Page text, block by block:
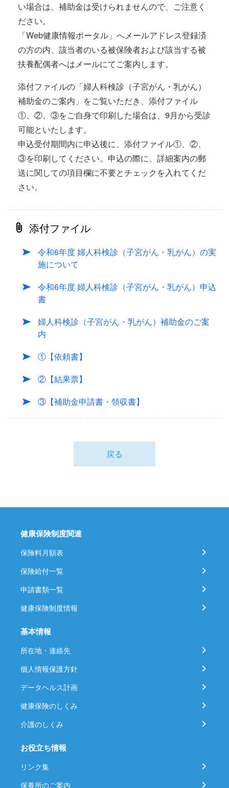
い場合は、補助金は受けられませんので、ご注意く
ださい。
「Web健康情報ポータル」へメールアドレス登録済
の方の内、該当者のいる被保険者および該当する被
扶養配偶者へはメールにてご案内します。
添付ファイルの「婦人科検診（子宮がん・乳がん）
補助金のご案内」をご覧いただき、添付ファイル
①、②、③をご自身で印刷した場合は、9月から受診
可能といたします。
申込受付期間内に申込後に、添付ファイル①、②、
③を印刷してください。申込の際に、詳細案内の郵
送に関しての項目欄に不要とチェックを入れてくだ
さい。
添付ファイル
令和6年度 婦人科検診（子宮がん・乳がん）の実
施について
令和6年度 婦人科検診（子宮がん・乳がん）申込
書
婦人科検診（子宮がん・乳がん）補助金のご案
内
①【依頼書】
②【結果票】
③【補助金申請書・領収書】
戻る
健康保険制度関連
保険料月額表
保険給付一覧
申請書類一覧
健康保険制度情報
基本情報
所在地・連絡先
個人情報保護方針
データヘルス計画
健康保険のしくみ
介護のしくみ
お役立ち情報
リンク集
保養所のご案内